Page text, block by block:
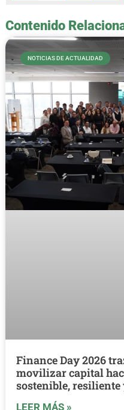
Contenido
NOTICIAS DE ACTUALIDAD
Finance Day 2026
movilizar capital
sostenible,
LEER MÁS »